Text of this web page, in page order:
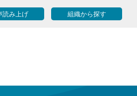
読み上げ 組織から探す